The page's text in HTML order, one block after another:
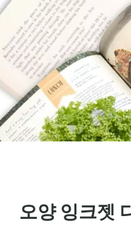
오양 잉크젯